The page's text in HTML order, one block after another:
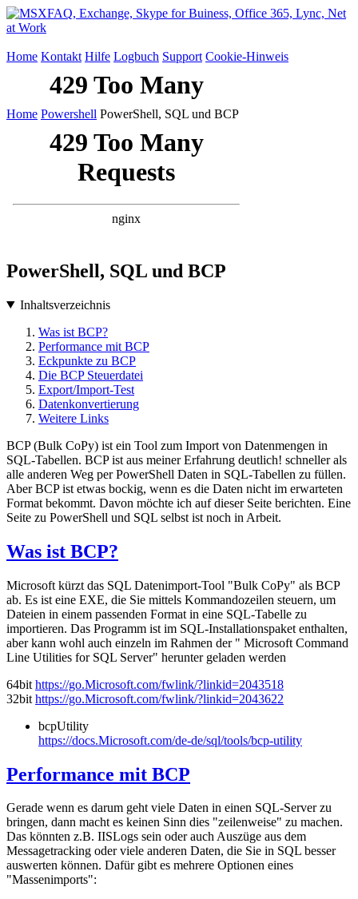
Home Kontakt Hilfe Logbuch Support Cookie-Hinweis
Home Powershell PowerShell, SQL und BCP
PowerShell, SQL und BCP
Inhaltsverzeichnis
Was ist BCP?
Performance mit BCP
Eckpunkte zu BCP
Die BCP Steuerdatei
Export/Import-Test
Datenkonvertierung
Weitere Links
BCP (Bulk CoPy) ist ein Tool zum Import von Datenmengen in
SQL-Tabellen. BCP ist aus meiner Erfahrung deutlich! schneller als
alle anderen Weg per PowerShell Daten in SQL-Tabellen zu füllen.
Aber BCP ist etwas bockig, wenn es die Daten nicht im erwarteten
Format bekommt. Davon möchte ich auf dieser Seite berichten. Eine
Seite zu PowerShell und SQL selbst ist noch in Arbeit.
Was ist BCP?
Microsoft kürzt das SQL Datenimport-Tool "Bulk CoPy" als BCP
ab. Es ist eine EXE, die Sie mittels Kommandozeilen steuern, um
Dateien in einem passenden Format in eine SQL-Tabelle zu
importieren. Das Programm ist im SQL-Installationspaket enthalten,
aber kann wohl auch einzeln im Rahmen der " Microsoft Command
Line Utilities for SQL Server" herunter geladen werden
64bit https://go.Microsoft.com/fwlink/?linkid=2043518
32bit https://go.Microsoft.com/fwlink/?linkid=2043622
bcpUtility
https://docs.Microsoft.com/de-de/sql/tools/bcp-utility
Performance mit BCP
Gerade wenn es darum geht viele Daten in einen SQL-Server zu
bringen, dann macht es keinen Sinn dies "zeilenweise" zu machen.
Das könnten z.B. IISLogs sein oder auch Auszüge aus dem
Messagetracking oder viele anderen Daten, die Sie in SQL besser
auswerten können. Dafür gibt es mehrere Optionen eines
"Massenimports":